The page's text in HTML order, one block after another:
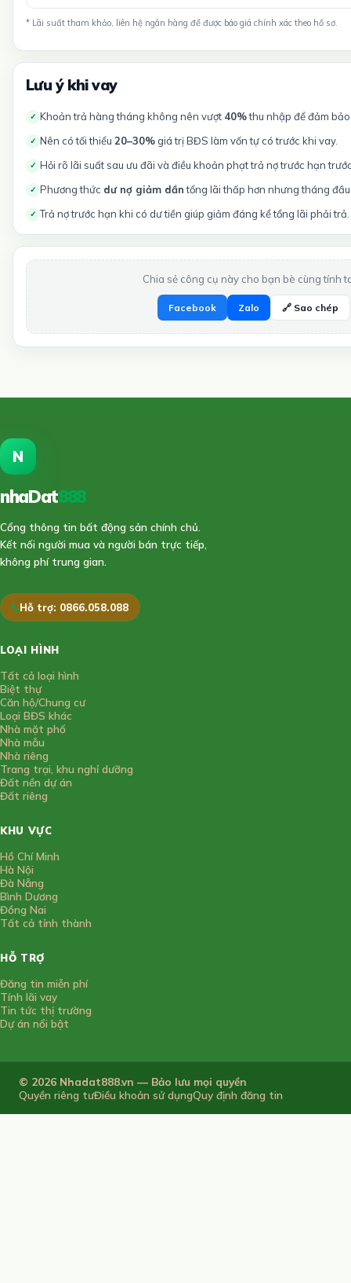
* Lãi suất tham khảo, liên hệ ngân hàng để được báo giá chính xác theo hồ sơ.
Lưu ý khi vay
✓ Khoản trả hàng tháng không nên vượt 40%thu nhập để đảm
✓ Nên có tối thiểu 20–30% giá trị BĐS làm vốn tự có trước khi vay.
✓ Hỏi rõ lãi suất sau ưu đãi và điều khoản phạt trả nợ trước hạn
✓ Phương thức dư nợ giảm dầntổng lãi thấp hơn nhưng tháng
✓ Trả nợ trước hạn khi có dư tiền giúp giảm đáng kể tổng lãi phải trả.
Chia sẻ công cụ này cho bạn bè cùng tính
Facebook Zalo 🔗 Sao chép
N
nhaDat888
Cổng thông tin bất động sản chính chủ.
Kết nối người mua và người bán trực tiếp,
không phí trung gian.
Hỗ trợ: 0866.058.088
LOẠI HÌNH
Tất cả loại hình
Biệt thự
Căn hộ/Chung cư
Loại BĐS khác
Nhà mặt phố
Nhà mẫu
Nhà riêng
Trang trại, khu nghỉ dưỡng
Đất nền dự án
Đất riêng
KHU VỰC
Hồ Chí Minh
Hà Nội
Đà Nẵng
Bình Dương
Đồng Nai
Tất cả tỉnh thành
HỖ TRỢ
Đăng tin miễn phí
Tính lãi vay
Tin tức thị trường
Dự án nổi bật
© 2026 Nhadat888.vn — Bảo lưu mọi quyền
Quyền riêng tưĐiều khoản sử dụngQuy định đăng tin